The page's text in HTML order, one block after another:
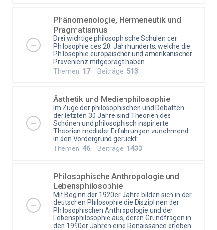
Phänomenologie, Hermeneutik und
Pragmatismus
Drei wichtige philosophische Schulen der
Philosophie des 20. Jahrhunderts, welche die
Philosophie europäischer und amerikanischer
Provenienz mitgeprägt haben
Themen: 17Beiträge: 513
Ästhetik und Medienphilosophie
Im Zuge der philosophischen und Debatten
der letzten 30 Jahre sind Theorien des
Schönen und philosophisch inspirierte
Theorien medialer Erfahrungen zunehmend
in den Vordergrund gerückt.
Themen: 46 Beiträge: 1430
Philosophische Anthropologie und
Lebensphilosophie
Mit Beginn der 1920er Jahre bilden sich in der
deutschen Philosophie die Disziplinen der
Philosophischen Anthropologie und der
Lebensphilosophie aus, deren Grundfragen in
den 1990er Jahren eine Renaissance erleben.